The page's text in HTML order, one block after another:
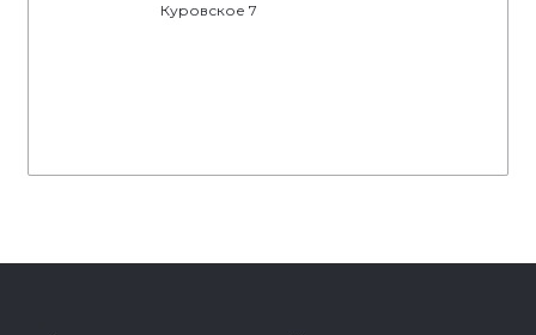
Куровское 7